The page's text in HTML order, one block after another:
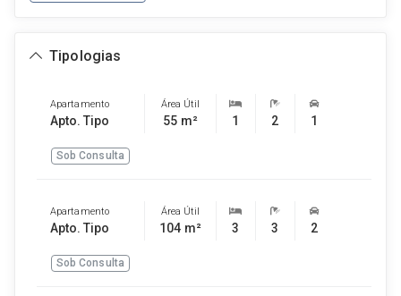
Tipologias
Apartamento
Apto. Tipo
Área Útil
55 m² 1 2 1
Sob Consulta
Apartamento
Apto. Tipo
Área Útil
104 m² 3 3 2
Sob Consulta